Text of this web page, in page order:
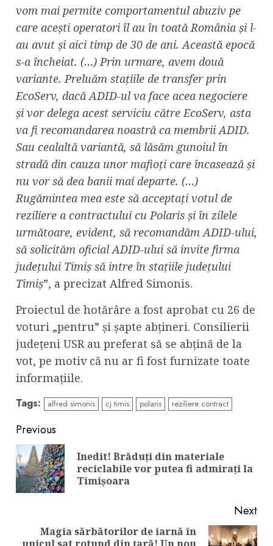
vom mai permite comportamentul abuziv pe
care acești operatori îl au în toată România și l-
au avut și aici timp de 30 de ani. Această epocă
s-a încheiat. (…) Prin urmare, avem două
variante. Preluăm stațiile de transfer prin
EcoServ, dacă ADID-ul va face acea negociere
și vor delega acest serviciu către EcoServ, asta
va fi recomandarea noastră ca membrii ADID.
Sau cealaltă variantă, să lăsăm gunoiul în
stradă din cauza unor mafioți care încasează și
nu vor să dea banii mai departe. (…)
Rugămintea mea este să acceptați votul de
reziliere a contractului cu Polaris și în zilele
următoare, evident, să recomandăm ADID-ului,
să solicităm oficial ADID-ului să invite firma
județului Timiș să intre în stațiile județului
Timiș”, a precizat Alfred Simonis.
Proiectul de hotărâre a fost aprobat cu 26 de
voturi „pentru” și șapte abțineri. Consilierii
județeni USR au preferat să se abțină de la
vot, pe motiv că nu ar fi fost furnizate toate
informațiile.
Tags: alfred simonis cj timis polaris reziliere contract
Continue
Reading
Previous
Inedit! Brăduți din materiale
reciclabile vor putea fi admirați la
Timișoara
Next
Magia sărbătorilor de iarnă în